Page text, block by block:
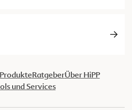
ProdukteRatgeberÜber HiPP
und Services